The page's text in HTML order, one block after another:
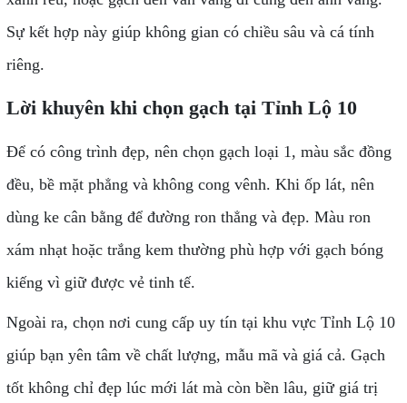
Sự kết hợp này giúp không gian có chiều sâu và cá tính
riêng.
Lời khuyên khi chọn gạch tại Tỉnh Lộ 10
Để có công trình đẹp, nên chọn gạch loại 1, màu sắc đồng
đều, bề mặt phẳng và không cong vênh. Khi ốp lát, nên
dùng ke cân bằng để đường ron thẳng và đẹp. Màu ron
xám nhạt hoặc trắng kem thường phù hợp với gạch bóng
kiếng vì giữ được vẻ tinh tế.
Ngoài ra, chọn nơi cung cấp uy tín tại khu vực Tỉnh Lộ 10
giúp bạn yên tâm về chất lượng, mẫu mã và giá cả. Gạch
tốt không chỉ đẹp lúc mới lát mà còn bền lâu, giữ giá trị